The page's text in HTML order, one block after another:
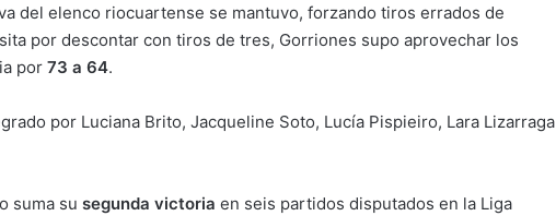
del elenco riocuartense se mantuvo, forzando tiros errados de
por descontar con tiros de tres, Gorriones supo aprovechar los
por73 a 64.
por Luciana Brito, Jacqueline Soto, Lucía Pispieiro, Lara Lizarraga
suma susegunda victoria en seis partidos disputados en la Liga
por goleada
Otra derrota pero, no